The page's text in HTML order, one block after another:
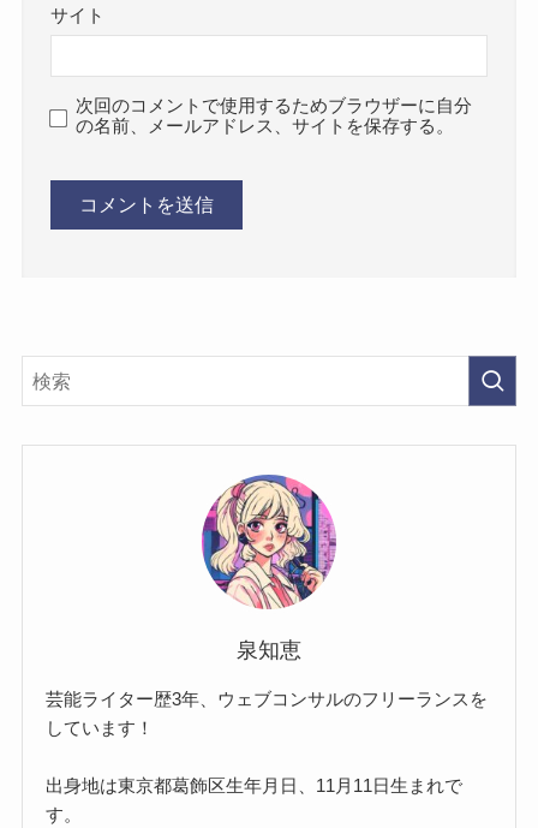
サイト
次回のコメントで使用するためブラウザーに自分
の名前、メールアドレス、サイトを保存する。
泉知恵
芸能ライター歴3年、ウェブコンサルのフリーランスを
しています！
出身地は東京都葛飾区生年月日、11月11日生まれで
す。